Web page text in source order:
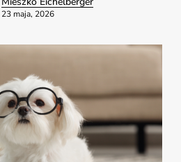
23 maja, 2026